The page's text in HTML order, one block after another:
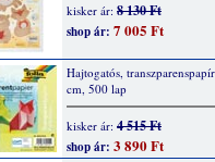
kisker ár: 8 130 Ft
shop ár: 7 005 Ft
Hajtogatós,
cm, 500 lap
kisker ár: 4 515 Ft
shop ár: 3 890 Ft